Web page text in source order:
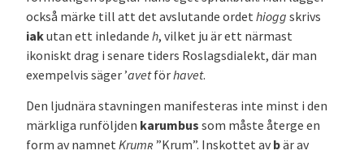
också märke till att det avslutande ordet hiogg skrivs
iakutan ett inledande h, vilket ju är ett närmast
ikoniskt drag i senare tiders Roslagsdialekt, där man
exempelvis säger ’avetförhavet.
Den ljudnära stavningen manifesteras inte minst i den
märkliga runföljden karumbus som måste återge en
form av namnet Krumʀ ”Krum”. Inskottet av bär av